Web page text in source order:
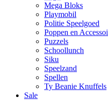
Mega Bloks
Playmobil
Politie Speelgoed
Poppen en
Puzzels
Schoollunch
Siku
Speelzand
Spellen
Ty Beanie Knuffels
Sale